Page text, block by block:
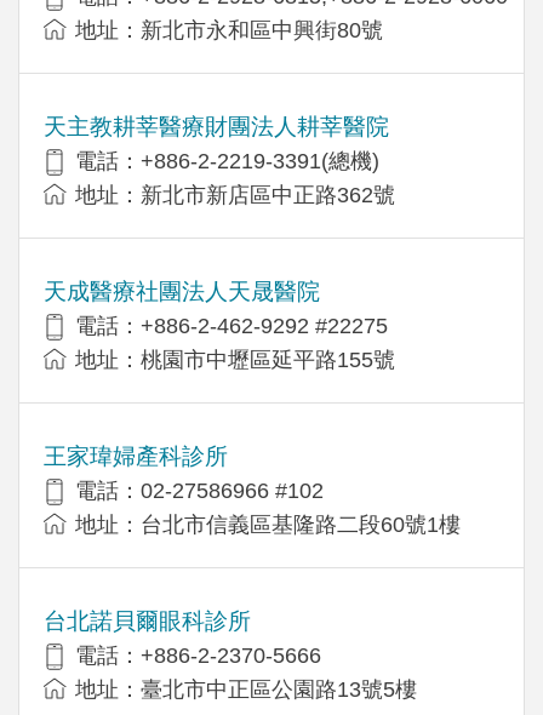
地址：新北市永和區中興街80號
天主教耕莘醫療財團法人耕莘醫院
電話：+886-2-2219-3391(總機)
地址：新北市新店區中正路362號
天成醫療社團法人天晟醫院
電話：+886-2-462-9292 #22275
地址：桃園市中壢區延平路155號
王家瑋婦產科診所
電話：02-27586966 #102
地址：台北市信義區基隆路二段60號1樓
台北諾貝爾眼科診所
電話：+886-2-2370-5666
地址：臺北市中正區公園路13號5樓